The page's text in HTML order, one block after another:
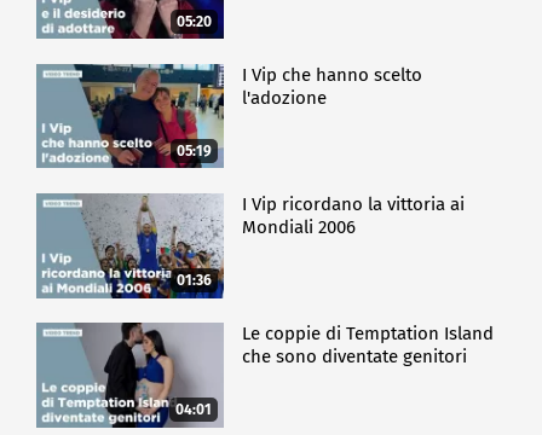
05:20
05:19
I Vip che hanno scelto
l'adozione
01:36
I Vip ricordano la vittoria ai
Mondiali 2006
04:01
Le coppie di Temptation Island
che sono diventate genitori